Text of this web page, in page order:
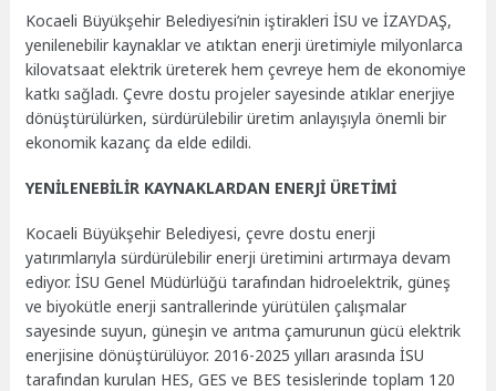
Kocaeli Büyükşehir Belediyesi’nin iştirakleri İSU ve İZAYDAŞ,
yenilenebilir kaynaklar ve atıktan enerji üretimiyle milyonlarca
kilovatsaat elektrik üreterek hem çevreye hem de ekonomiye
katkı sağladı. Çevre dostu projeler sayesinde atıklar enerjiye
dönüştürülürken, sürdürülebilir üretim anlayışıyla önemli bir
ekonomik kazanç da elde edildi.
YENİLENEBİLİR KAYNAKLARDAN ENERJİ ÜRETİMİ
Kocaeli Büyükşehir Belediyesi, çevre dostu enerji
yatırımlarıyla sürdürülebilir enerji üretimini artırmaya devam
ediyor. İSU Genel Müdürlüğü tarafından hidroelektrik, güneş
ve biyokütle enerji santrallerinde yürütülen çalışmalar
sayesinde suyun, güneşin ve arıtma çamurunun gücü elektrik
enerjisine dönüştürülüyor. 2016-2025 yılları arasında İSU
tarafından kurulan HES, GES ve BES tesislerinde toplam 120